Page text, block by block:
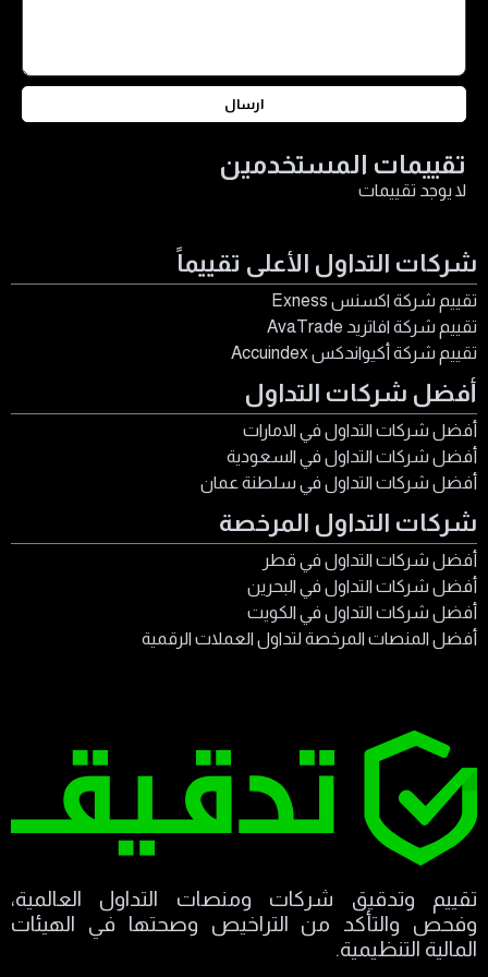
ارسال
تقييمات المستخدمين
لا يوجد تقييمات
شركات التداول الأعلى تقييماً
تقييم شركة اكسنس Exness
تقييم شركة افاتريد AvaTrade
تقييم شركة أكيواندكس Accuindex
أفضل شركات التداول
أفضل شركات التداول في الامارات
أفضل شركات التداول في السعودية
أفضل شركات التداول في سلطنة عمان
شركات التداول المرخصة
أفضل شركات التداول في قطر
أفضل شركات التداول في البحرين
أفضل شركات التداول في الكويت
أفضل المنصات المرخصة لتداول العملات الرقمية
تقييم وتدقيق شركات ومنصات التداول العالمية،
وفحص والتأكد من التراخيص وصحتها في الهيئات
المالية التنظيمية.